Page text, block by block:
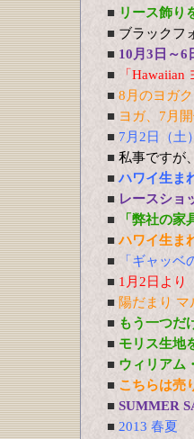
■ リース飾
■ ブラックフ
■ 10月3日～6
■
「
■ 8月のヨガ
■ ヨガ、7月開
■ 7月2日（土
■ 私事です
■ ハワイ生ま
■ レースショ
■
「弊社の
■ ハワイ生ま
■
「ギャッ
■ 1月2日よ
■ 陽だまり
■ もう一つだ
■ モリス生地
■ ウィリア
■ こちらは売
■ SUMMER
■ 2013 春夏